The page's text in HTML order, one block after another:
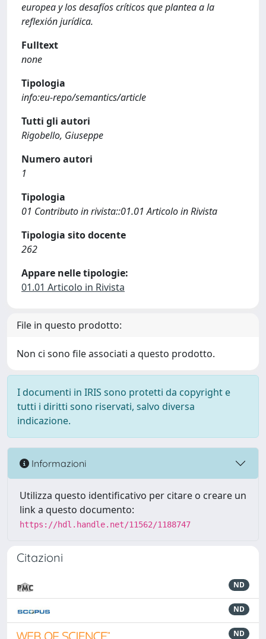
europea y los desafíos críticos que plantea a la
reflexión jurídica.
Fulltext
none
Tipologia
info:eu-repo/semantics/article
Tutti gli autori
Rigobello, Giuseppe
Numero autori
1
Tipologia
01 Contributo in rivista::01.01 Articolo in Rivista
Tipologia sito docente
262
Appare nelle tipologie:
01.01 Articolo in Rivista
File in questo prodotto:
Non ci sono file associati a questo prodotto.
I documenti in IRIS sono protetti da copyright e
tutti i diritti sono riservati, salvo diversa
indicazione.
Informazioni
Utilizza questo identificativo per citare o creare un
link a questo documento:
https://hdl.handle.net/11562/1188747
Citazioni
ND
ND
ND